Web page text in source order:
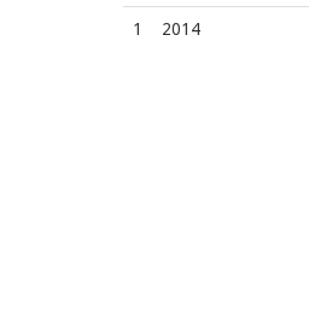
1 2014